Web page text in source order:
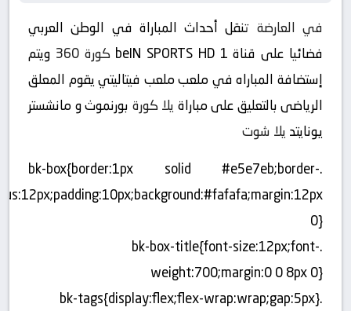
في العارضة تنقل أحداث المباراة في الوطن العربي
فضائيا على قناة beIN SPORTS HD 1
كورة 360
ويتم
إستضافة المباراه في ملعب ملعب فيتاليتي يقوم المعلق
الرياضى بالتعليق على مباراة يلا كورة بورنموث و مانشستر
يونايتد يلا شوت
.bk-box{border:1px solid #e5e7eb;border-
0}
.bk-box-title{font-size:12px;font-
weight:700;margin:0 0 8px 0}
.bk-tags{display:flex;flex-wrap:wrap;gap:5px}